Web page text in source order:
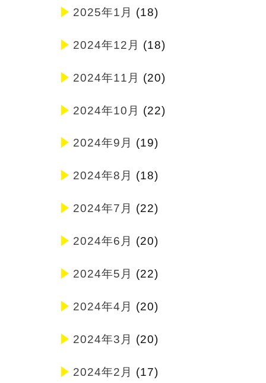
2025年1月 (18)
2024年12月 (18)
2024年11月 (20)
2024年10月 (22)
2024年9月 (19)
2024年8月 (18)
2024年7月 (22)
2024年6月 (20)
2024年5月 (22)
2024年4月 (20)
2024年3月 (20)
2024年2月 (17)